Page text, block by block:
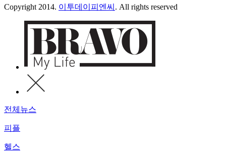
Copyright 2014. 이투데이피엔씨 . All rights reserved
전체뉴스
피플
헬스